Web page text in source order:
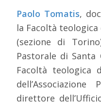
Paolo Tomatis,
la Facoltà
(sezione di
Pastorale di
Facoltà teologica
direttore